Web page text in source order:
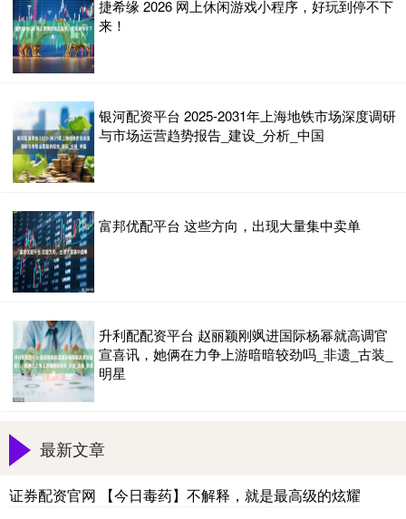
捷希缘 2026 网上休闲游戏小程序，好玩到停不下
来！
银河配资平台 2025-2031年上海地铁市场深度调研
与市场运营趋势报告_建设_分析_中国
富邦优配平台 这些方向，出现大量集中卖单
升利配配资平台 赵丽颖刚飒进国际杨幂就高调官
宣喜讯，她俩在力争上游暗暗较劲吗_非遗_古装_
明星
最新文章
证券配资官网 【今日毒药】不解释，就是最高级的炫耀